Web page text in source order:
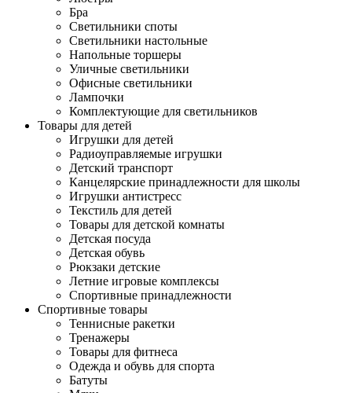
Бра
Светильники споты
Светильники настольные
Напольные торшеры
Уличные светильники
Офисные светильники
Лампочки
Комплектующие для светильников
Товары для детей
Игрушки для детей
Радиоуправляемые игрушки
Детский транспорт
Канцелярские принадлежности для школы
Игрушки антистресс
Текстиль для детей
Товары для детской комнаты
Детская посуда
Детская обувь
Рюкзаки детские
Летние игровые комплексы
Спортивные принадлежности
Спортивные товары
Теннисные ракетки
Тренажеры
Товары для фитнеса
Одежда и обувь для спорта
Батуты